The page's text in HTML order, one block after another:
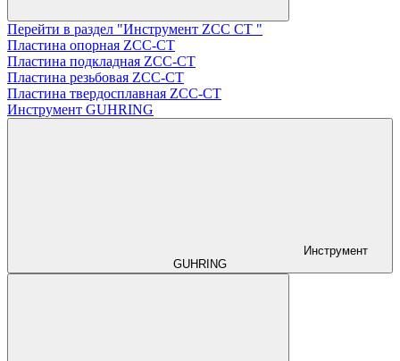
Перейти в раздел "Инструмент ZCС CT "
Пластина опорная ZCC-CT
Пластина подкладная ZCC-CT
Пластина резьбовая ZCC-CT
Пластина твердосплавная ZCC-CT
Инструмент GUHRING
Инструмент
GUHRING